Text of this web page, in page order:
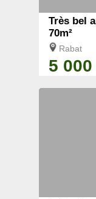
Très bel
70m²
Rabat
5 000